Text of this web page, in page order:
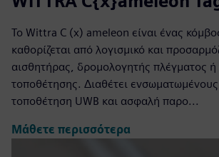
Το Wittra C (x) ameleon είναι ένας
καθορίζεται από λογισμικό και
αισθητήρας, δρομολογητής πλέγματος
τοποθέτησης. Διαθέτει ενσωματωμένους
τοποθέτηση UWB και ασφαλή παρο...
Μάθετε περισσότερα